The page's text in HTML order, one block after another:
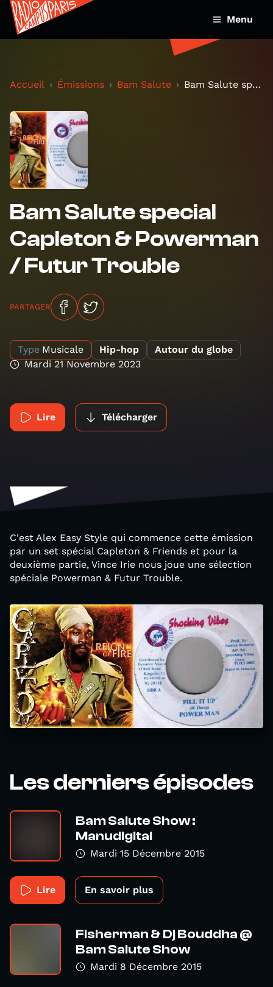
Menu
Accueil Émissions Bam Salute Bam Salute special Capleton & Powerman / Futur Tro...
Bam Salute special
Capleton & Powerman
/ Futur Trouble
PARTAGER
Type Musicale Hip-hop
Autour du globe
Mardi 21 Novembre 2023
Lire Télécharger
C'est Alex Easy Style qui commence cette émission
par un set spécial Capleton & Friends et pour la
deuxième partie, Vince Irie nous joue une sélection
spéciale Powerman & Futur Trouble.
Les derniers épisodes
Bam Salute Show :
Manudigital
Mardi 15 Décembre 2015
Lire En savoir plus
Fisherman & Dj Bouddha @
Bam Salute Show
Mardi 8 Décembre 2015